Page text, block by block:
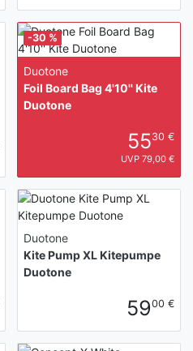
Duotone
Foil Board Bag 4'10'' Kite
Duotone
5530 €
UVP 79,00 €
-30 %
Duotone
Kite Pump XL Kitepumpe
Duotone
5900 €